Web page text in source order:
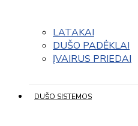
LATAKAI
DUŠO PADĖKLAI
ĮVAIRUS PRIEDAI
DUŠO SISTEMOS